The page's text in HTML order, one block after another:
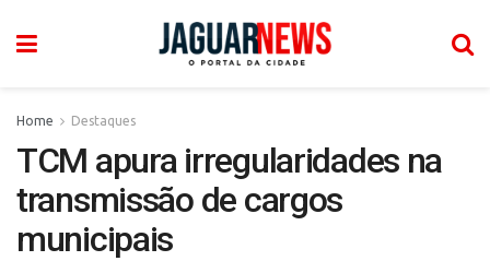
Home Destaques
TCM apura irregularidades na
transmissão de cargos
municipais